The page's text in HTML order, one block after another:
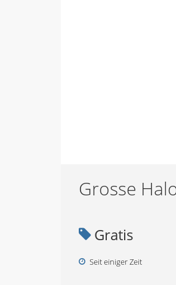
Grosse
Gratis
Seit einiger Zeit